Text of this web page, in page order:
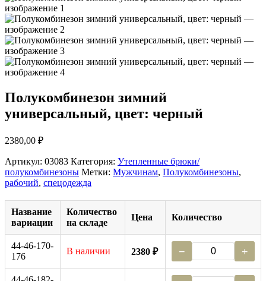
Полукомбинезон зимний
универсальный, цвет: черный
2380,00 ₽
Артикул: 03083 Категория: Утепленные брюки/
полукомбинезоны Метки: Мужчинам, Полукомбинезоны,
рабочий, спецодежда
Название
вариации
Количество
на складе
Цена Количество
44-46-170-
176
В наличии 2380 ₽ − +